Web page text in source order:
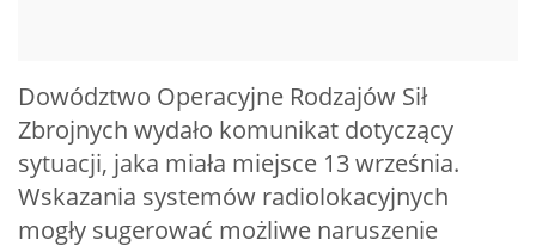
Dowództwo Operacyjne Rodzajów Sił
Zbrojnych wydało komunikat dotyczący
sytuacji, jaka miała miejsce 13 września.
Wskazania systemów radiolokacyjnych
mogły sugerować możliwe naruszenie